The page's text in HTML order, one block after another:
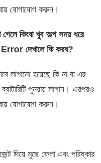
যোগাযোগ করুন।
কিংবা খুব অল্প সময় ধরে
Error দেখালে কি করব?
লাগানো হয়েছে কি না বা এর
পুনরায় লাগান। এরপরও
যোগাযোগ করুন।
দিয়ে মুছে ফেলা এবং পরিষ্কার